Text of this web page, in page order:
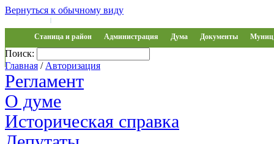
Вернуться к обычному виду
|
Станица и район Администрация Дума Документы Муниц
Обращения
Поиск:
Главная / Авторизация
Регламент
О думе
Историческая справка